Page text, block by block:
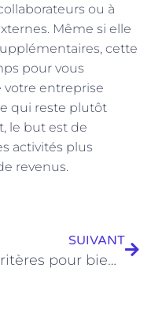
ou à
Même si elle
cette
pour vous
votre entreprise
qui reste plutôt
le but est de
activités plus
revenus.
SUIVANT
6 critères pour bien choisir un sophrologue